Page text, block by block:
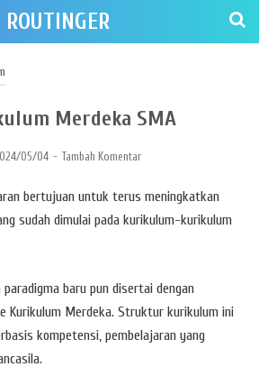
ROUTINGER
Merdeka SMA
05/04 Tambah Komentar
bertujuan untuk terus meningkatkan
sudah dimulai pada kurikulum-kurikulum
baru pun disertai dengan
Kurikulum Merdeka. Struktur kurikulum ini
kompetensi, pembelajaran yang